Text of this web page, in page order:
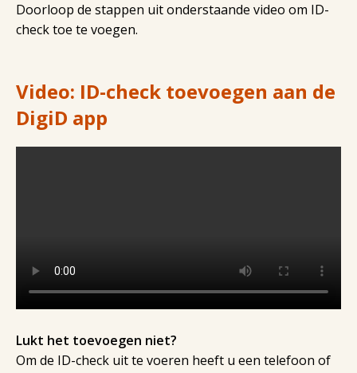
Doorloop de stappen uit onderstaande video om ID-
check toe te voegen.
Video: ID-check toevoegen aan de
DigiD app
Lukt het toevoegen niet?
Om de ID-check uit te voeren heeft u een telefoon of